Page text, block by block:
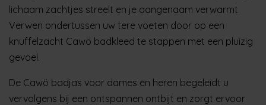
lichaam zachtjes streelt en je aangenaam verwarmt.
Verwen ondertussen uw tere voeten door op een
knuffelzacht Cawö badkleed te stappen met een pluizig
gevoel.
De Cawö badjas voor dames en heren begeleidt u
vervolgens bij een ontspannen ontbijt en zorgt ervoor